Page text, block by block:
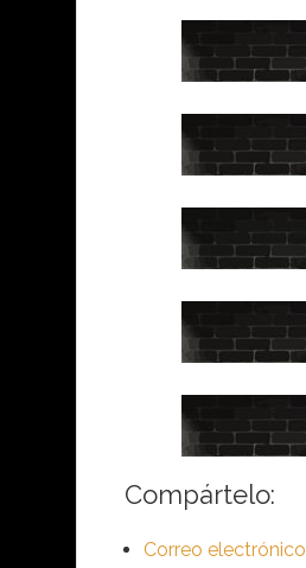
Compártelo:
Correo electrónico